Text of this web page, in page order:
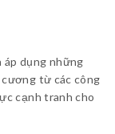
áp dụng những
cương từ các công
cạnh tranh cho